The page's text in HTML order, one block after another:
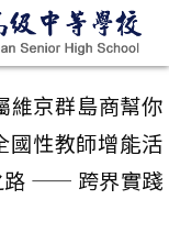
維京群島商幫你
國性教師增能活
路 —— 跨界實踐